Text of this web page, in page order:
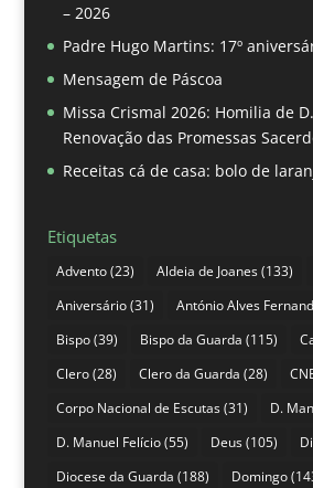
– 2026
Padre Hugo Martins: 17º
Mensagem de Páscoa
Missa Crismal 2026: Homilia de
Renovação das Promessas
Receitas cá de casa: bolo de
Etiquetas
Advento(23) Aldeia de Joanes(133)
Aniversário(31) António Alves
Bispo(39) Bispo da Guarda (115)
Clero(28) Clero da Guarda (28)
Corpo Nacional de Escutas(31) D.
D. Manuel Felício(55) Deus(105)
Diocese da Guarda (188) Domingo